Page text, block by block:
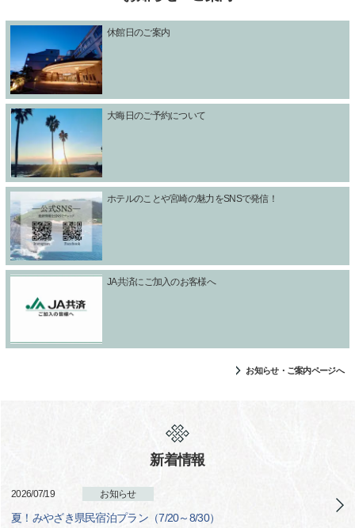
休館日のご案内
大晦日のご予約について
ホテルのことや宮崎の魅力をSNSで発信！
JA共済にご加入のお客様へ
お知らせ・ご案内ページへ
新着情報
2026/07/19 お知らせ
夏！みやざき県民宿泊プラン（7/20～8/30）